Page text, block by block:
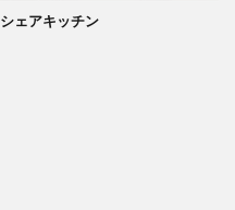
シェアキッチン